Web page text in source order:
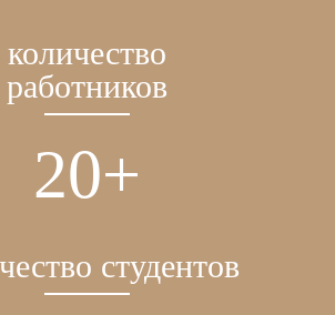
количество
работников
26+
студентов